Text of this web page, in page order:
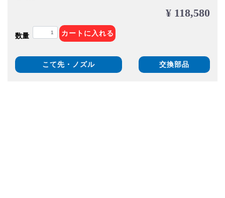
¥ 118,580
数量 カートに入れる
こて先・ノズル 交換部品